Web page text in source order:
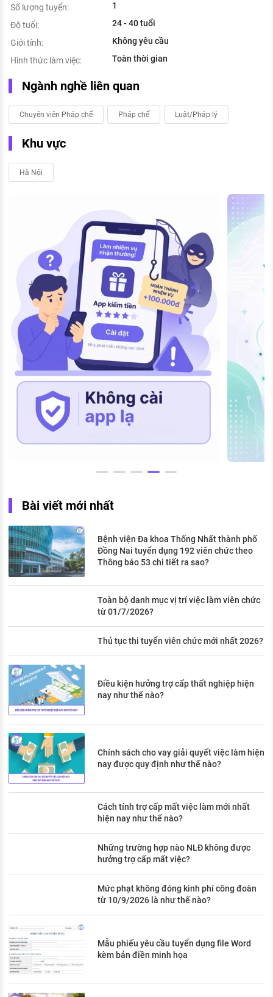
Số lượng tuyển:
1
Độ tuổi:
24 - 40 tuổi
Giới tính:
Không yêu cầu
Hình thức làm việc:
Toàn thời gian
Ngành nghề liên quan
Chuyên viên Pháp chế Pháp chế Luật/Pháp lý
Khu vực
Hà Nội
Bài viết mới nhất
Bệnh viện Đa khoa Thống Nhất thành phố
Đồng Nai tuyển dụng 192 viên chức theo
Thông báo 53 chi tiết ra sao?
Toàn bộ danh mục vị trí việc làm viên chức
từ 01/7/2026?
Thủ tục thi tuyển viên chức mới nhất 2026?
Điều kiện hưởng trợ cấp thất nghiệp hiện
nay như thế nào?
Chính sách cho vay giải quyết việc làm hiện
nay được quy định như thế nào?
Cách tính trợ cấp mất việc làm mới nhất
hiện nay như thế nào?
Những trường hợp nào NLĐ không được
hưởng trợ cấp mất việc?
Mức phạt không đóng kinh phí công đoàn
từ 10/9/2026 là như thế nào?
Mẫu phiếu yêu cầu tuyển dụng file Word
kèm bản điền minh họa